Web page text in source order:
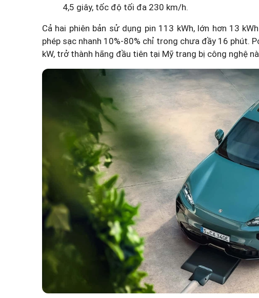
4,5 giây, tốc độ tối đa 230 km/h.
Cả hai phiên bản sử dụng pin 113 kWh, lớn hơn 13
phép sạc nhanh 10%-80% chỉ trong chưa đầy 16 phút.
kW, trở thành hãng đầu tiên tại Mỹ trang bị công nghệ